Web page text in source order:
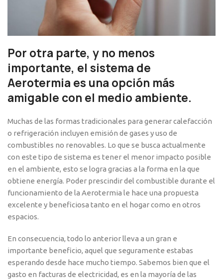
Por otra parte, y no menos
importante, el sistema de
Aerotermia es una opción más
amigable con el medio ambiente.
Muchas de las formas tradicionales para generar calefacción
o refrigeración incluyen emisión de gases y uso de
combustibles no renovables. Lo que se busca actualmente
con este tipo de sistema es tener el menor impacto posible
en el ambiente, esto se logra gracias a la forma en la que
obtiene energía. Poder prescindir del combustible durante el
funcionamiento de la Aerotermia le hace una propuesta
excelente y beneficiosa tanto en el hogar como en otros
espacios.
En consecuencia, todo lo anterior lleva a un gran e
importante beneficio, aquel que seguramente estabas
esperando desde hace mucho tiempo. Sabemos bien que el
gasto en facturas de electricidad, es en la mayoría de las